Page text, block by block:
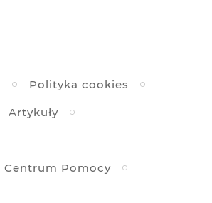
Polityka cookies
Artykuły
Centrum Pomocy